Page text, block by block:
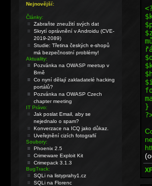
}
Nejnovější:
Články:
Zabraňte zneužití svých dat
Skrytí oprávnění v Androidu (CVE-
2019-2089)
Studie: Třetina českých e-shopů
má bezpečnostní problémy!
Aktuality:
Pozvánka na OWASP meetup v
Brně
Co nyní dělají zakladatelé hacking
portálů?
Pozvánka na OWASP Czech
chapter meeting
IT Právo:
Jak poslat Email, aby se
nejednalo o spam?
Konverzace na ICQ jako důkaz.
Uveřejnění cizích fotografií
Soubory:
Phoenix 2.5
Crimeware Exploit Kit
Crimepack 3.1.3
BugTrack:
SQLi na listyprahy1.cz
SQLi na Florenc